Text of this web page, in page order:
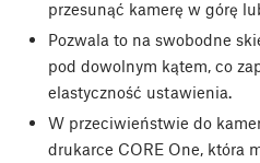
przesunąć kamerę w górę
Pozwala to na swobodne
pod dowolnym kątem, co
elastyczność ustawienia.
W przeciwieństwie do
drukarce CORE One, która